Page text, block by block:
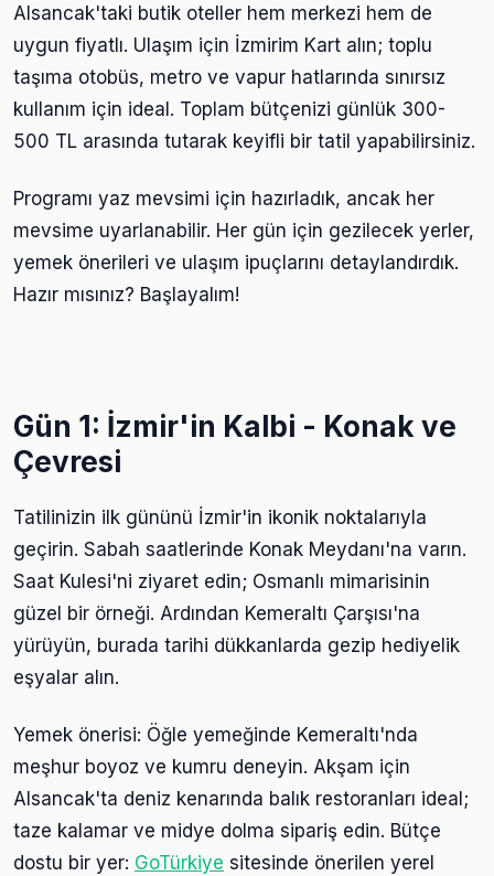
Alsancak'taki butik oteller hem merkezi hem de
uygun fiyatlı. Ulaşım için İzmirim Kart alın; toplu
taşıma otobüs, metro ve vapur hatlarında sınırsız
kullanım için ideal. Toplam bütçenizi günlük 300-
500 TL arasında tutarak keyifli bir tatil yapabilirsiniz.
Programı yaz mevsimi için hazırladık, ancak her
mevsime uyarlanabilir. Her gün için gezilecek yerler,
yemek önerileri ve ulaşım ipuçlarını detaylandırdık.
Hazır mısınız? Başlayalım!
Gün 1: İzmir'in Kalbi - Konak ve
Çevresi
Tatilinizin ilk gününü İzmir'in ikonik noktalarıyla
geçirin. Sabah saatlerinde Konak Meydanı'na varın.
Saat Kulesi'ni ziyaret edin; Osmanlı mimarisinin
güzel bir örneği. Ardından Kemeraltı Çarşısı'na
yürüyün, burada tarihi dükkanlarda gezip hediyelik
eşyalar alın.
Yemek önerisi: Öğle yemeğinde Kemeraltı'nda
meşhur boyoz ve kumru deneyin. Akşam için
Alsancak'ta deniz kenarında balık restoranları ideal;
taze kalamar ve midye dolma sipariş edin. Bütçe
dostu bir yer: GoTürkiye sitesinde önerilen yerel